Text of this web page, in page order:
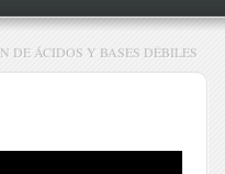
DE ÁCIDOS Y BASES DÉBILES